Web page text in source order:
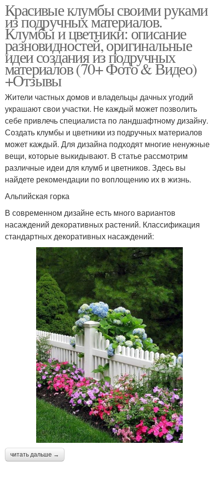
Красивые клумбы своими руками
из подручных материалов.
Клумбы и цветники: описание
разновидностей, оригинальные
идеи создания из подручных
материалов (70+ Фото & Видео)
+Отзывы
Жители частных домов и владельцы дачных угодий
украшают свои участки. Не каждый может позволить
себе привлечь специалиста по ландшафтному дизайну.
Создать клумбы и цветники из подручных материалов
может каждый. Для дизайна подходят многие ненужные
вещи, которые выкидывают. В статье рассмотрим
различные идеи для клумб и цветников. Здесь вы
найдете рекомендации по воплощению их в жизнь.
Альпийская горка
В современном дизайне есть много вариантов
насаждений декоративных растений. Классификация
стандартных декоративных насаждений:
читать дальше →